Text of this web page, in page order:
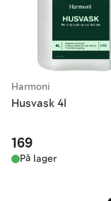
Harmoni
Husvask 4l
169
På lager